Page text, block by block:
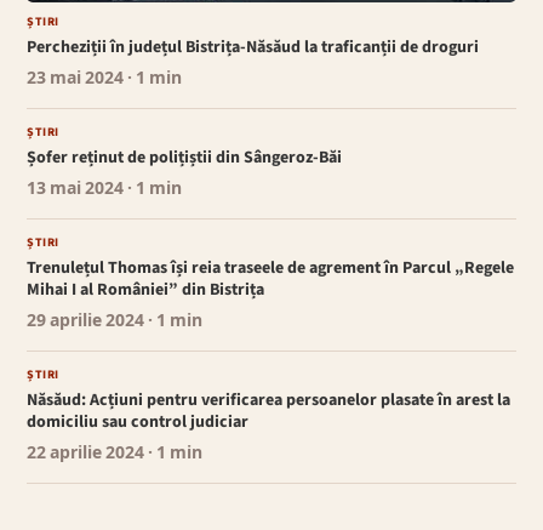
ȘTIRI
Percheziții în județul Bistrița-Năsăud la traficanții de droguri
23 mai 2024 · 1 min
ȘTIRI
Șofer reținut de polițiștii din Sângeroz-Băi
13 mai 2024 · 1 min
ȘTIRI
Trenulețul Thomas își reia traseele de agrement în Parcul „Regele
Mihai I al României” din Bistrița
29 aprilie 2024 · 1 min
ȘTIRI
Năsăud: Acțiuni pentru verificarea persoanelor plasate în arest la
domiciliu sau control judiciar
22 aprilie 2024 · 1 min